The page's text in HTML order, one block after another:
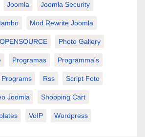
Joomla Joomla Security
Mod Rewrite Joomla
OPENSOURCE Photo Gallery
Programas Programma's
Programs Rss Script Foto
Joomla Shopping Cart
VoIP Wordpress